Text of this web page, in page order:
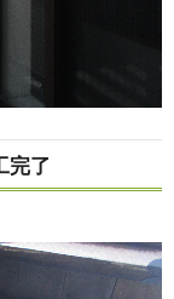
完了